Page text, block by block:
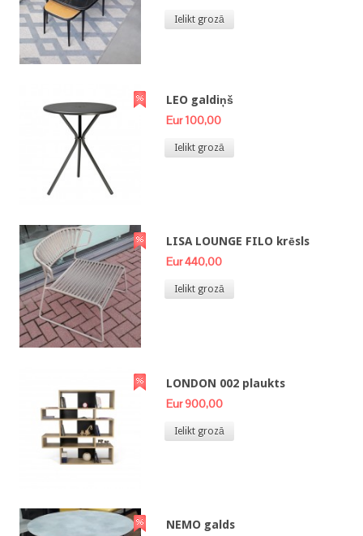
Ielikt grozā
LEO galdiņš
Eur 100,00
Ielikt grozā
LISA LOUNGE FILO krēsls
Eur 440,00
Ielikt grozā
LONDON 002 plaukts
Eur 900,00
Ielikt grozā
NEMO galds